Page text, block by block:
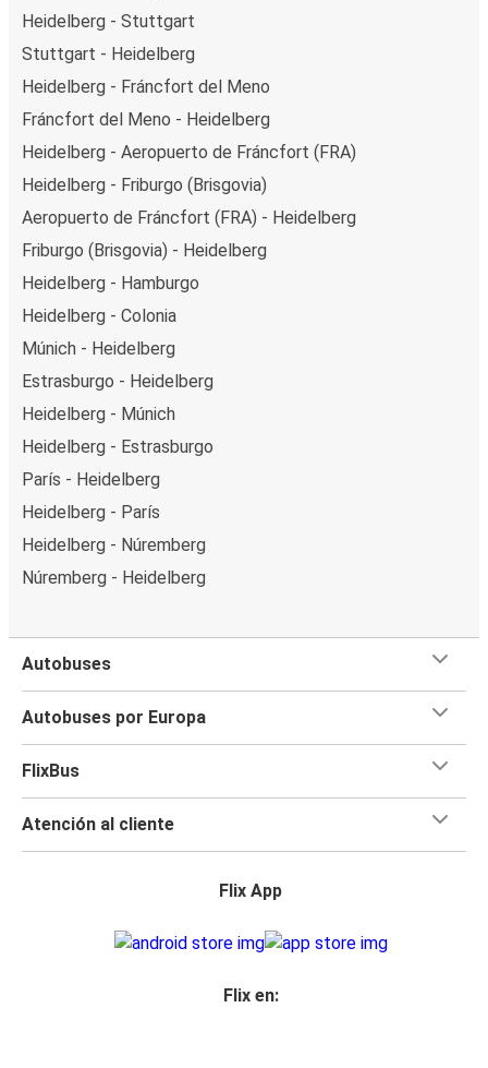
Heidelberg - Stuttgart
Stuttgart - Heidelberg
Heidelberg - Fráncfort del Meno
Fráncfort del Meno - Heidelberg
Heidelberg - Aeropuerto de Fráncfort (FRA)
Heidelberg - Friburgo (Brisgovia)
Aeropuerto de Fráncfort (FRA) - Heidelberg
Friburgo (Brisgovia) - Heidelberg
Heidelberg - Hamburgo
Heidelberg - Colonia
Múnich - Heidelberg
Estrasburgo - Heidelberg
Heidelberg - Múnich
Heidelberg - Estrasburgo
París - Heidelberg
Heidelberg - París
Heidelberg - Núremberg
Núremberg - Heidelberg
Autobuses
Autobuses por Europa
FlixBus
Atención al cliente
Flix App
Flix en: